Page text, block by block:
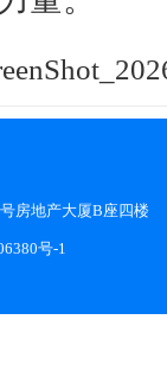
房地产大厦B座四楼
号-1